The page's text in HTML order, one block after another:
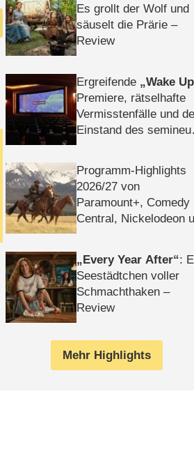
Es grollt der Wolf und
säuselt die Prärie –
Review
Ergreifende Wake Up
Premiere, rätselhafte
Vermisstenfälle und
Einstand des
Programm-Highlights
2026/​27 von
Paramount+, Comedy
Central, Nickelodeon
Every Year After :
Seestädtchen voller
Schmachthaken –
Review
Mehr Highlights